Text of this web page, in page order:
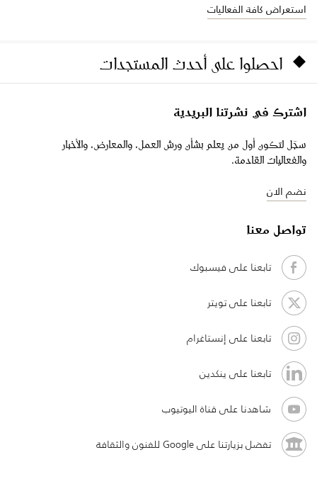
استعراض كافة الفعاليات
احصلوا على أحدث المستجدات
اشترك في نشرتنا البريدية
سجّل لتكون أول من يعلم بشأن ورش العمل، والمعارض، والأخبار
والفعاليات القادمة.
نضم الان
تواصل معنا
تابعنا على فيسبوك
تابعنا على تويتر
تابعنا على إنستاغرام
تابعنا على ينكدين
شاهدنا على قناة اليوتيوب
تفضل بزيارتنا على Google للفنون والثقافة